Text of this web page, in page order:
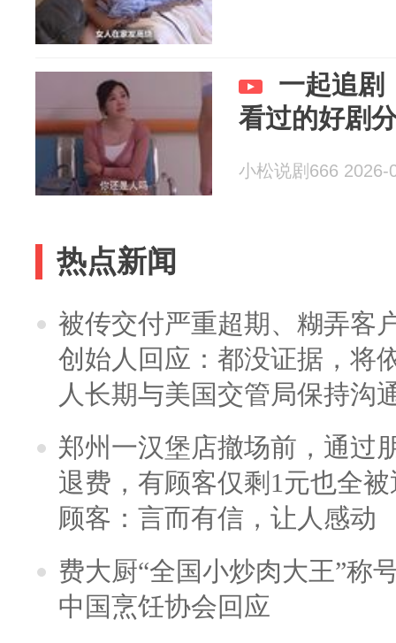
一起追剧
看过的好剧
小松说剧666 2026-
热点新闻
被传交付严重超期、糊弄客
创始人回应：都没证据，将
人长期与美国交管局保持沟
郑州一汉堡店撤场前，通过
退费，有顾客仅剩1元也全
顾客：言而有信，让人感动
费大厨“全国小炒肉大王”称
中国烹饪协会回应